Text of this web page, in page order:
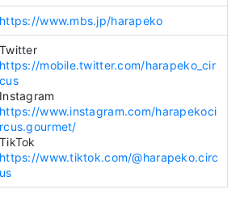
https://www.mbs.jp/harapeko
Twitter
https://mobile.twitter.com/harapeko_cir
cus
Instagram
https://www.instagram.com/harapekoci
rcus.gourmet/
TikTok
https://www.tiktok.com/@harapeko.circ
us